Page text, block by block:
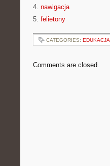
4. nawigacja
5. felietony
CATEGORIES: EDUKACJA
Comments are closed.